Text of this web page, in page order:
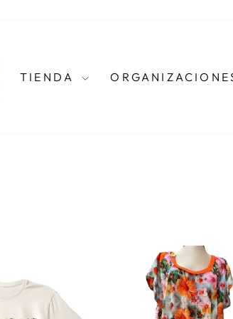
TIENDA